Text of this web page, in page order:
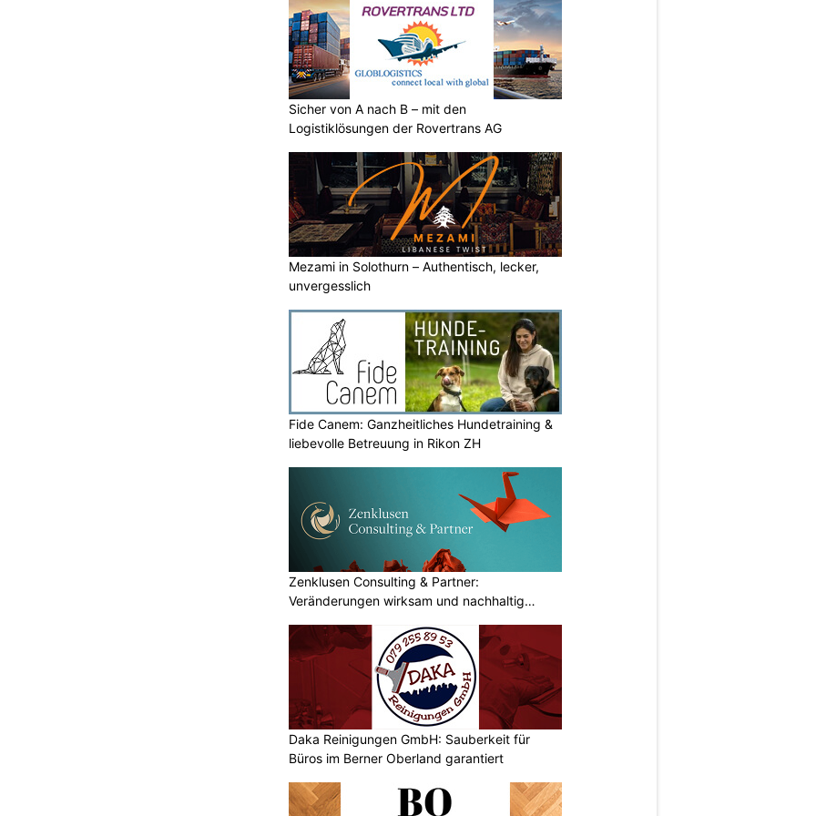
Sicher von A nach B – mit den
Logistiklösungen der Rovertrans AG
Mezami in Solothurn – Authentisch, lecker,
unvergesslich
Fide Canem: Ganzheitliches Hundetraining &
liebevolle Betreuung in Rikon ZH
Zenklusen Consulting & Partner:
Veränderungen wirksam und nachhaltig
Daka Reinigungen GmbH: Sauberkeit für
Büros im Berner Oberland garantiert